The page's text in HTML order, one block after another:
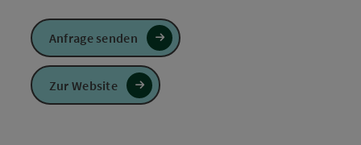
Anfrage senden
Zur Website